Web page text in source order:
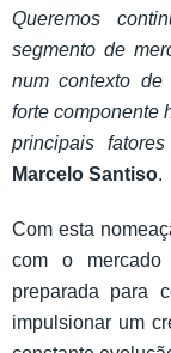
Queremos
segmento de
num contexto de
forte componente
principais
Marcelo Santiso.
Com esta
com o mercado
preparada para
impulsionar um